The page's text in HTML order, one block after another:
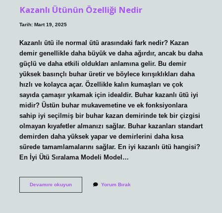
Kazanlı Ütünün Özelliği Nedir
Tarih: Mart 19, 2025
Kazanlı ütü ile normal ütü arasındaki fark nedir? Kazan
demir genellikle daha büyük ve daha ağırdır, ancak bu daha
güçlü ve daha etkili oldukları anlamına gelir. Bu demir
yüksek basınçlı buhar üretir ve böylece kırışıklıkları daha
hızlı ve kolayca açar. Özellikle kalın kumaşları ve çok
sayıda çamaşır yıkamak için idealdir. Buhar kazanlı ütü iyi
midir? Üstün buhar mukavemetine ve ek fonksiyonlara
sahip iyi seçilmiş bir buhar kazan demirinde tek bir çizgisi
olmayan kıyafetler almanızı sağlar. Buhar kazanları standart
demirden daha yüksek yapar ve demirlerini daha kısa
sürede tamamlamalarını sağlar. En iyi kazanlı ütü hangisi?
En İyi Ütü Sıralama Modeli Model…
Devamını okuyunKazanlı
Yorum Bırak